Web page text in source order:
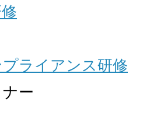
ライアンス研修
ー